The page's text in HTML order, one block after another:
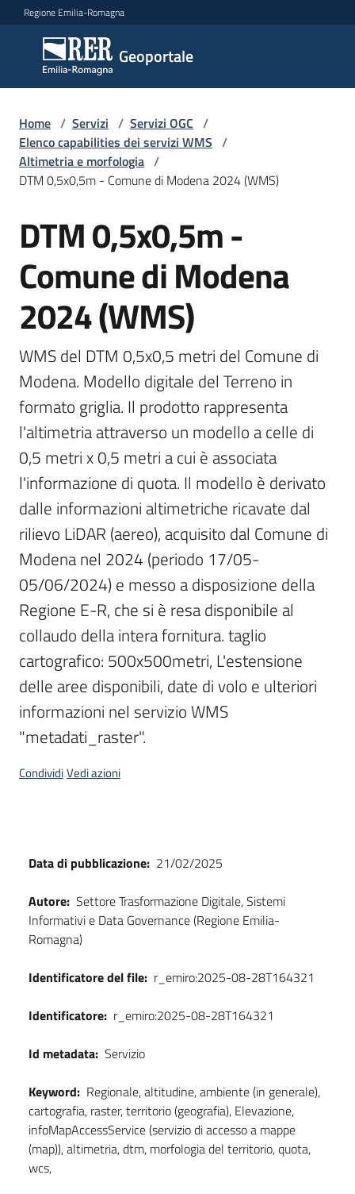
Vai al contenuto
Vai alla navigazione
Vai al footer
Regione Emilia-Romagna
Geoportale
Geoportale
Catalogo
dati,
servizi
e
Visualizza
dati
on-
line
Scarica
i
dati
Approfondimenti
Archivio
cartografico
Seguici
su
Home / Servizi / Servizi OGC /
Elenco capabilities dei servizi WMS /
Altimetria e morfologia /
DTM 0,5x0,5m - Comune di Modena 2024 (WMS)
Salta al contenuto
DTM 0,5x0,5m -
Comune di Modena
2024 (WMS)
WMS del DTM 0,5x0,5 metri del Comune di
Modena. Modello digitale del Terreno in
formato griglia. Il prodotto rappresenta
l'altimetria attraverso un modello a celle di
0,5 metri x 0,5 metri a cui è associata
l'informazione di quota. Il modello è derivato
dalle informazioni altimetriche ricavate dal
rilievo LiDAR (aereo), acquisito dal Comune di
Modena nel 2024 (periodo 17/05-
05/06/2024) e messo a disposizione della
Regione E-R, che si è resa disponibile al
collaudo della intera fornitura. taglio
cartografico: 500x500metri, L'estensione
delle aree disponibili, date di volo e ulteriori
informazioni nel servizio WMS
"metadati_raster".
CondividiVedi azioni
Dati
Data di pubblicazione: 21/02/2025
Autore: Settore Trasformazione Digitale, Sistemi
Informativi e Data Governance (Regione Emilia-
Romagna)
Identificatore del file: r_emiro:2025-08-28T164321
Identificatore: r_emiro:2025-08-28T164321
Id metadata: Servizio
Keyword: Regionale, altitudine, ambiente (in generale),
cartografia, raster, territorio (geografia), Elevazione,
infoMapAccessService (servizio di accesso a mappe
(map)), altimetria, dtm, morfologia del territorio, quota,
wcs,